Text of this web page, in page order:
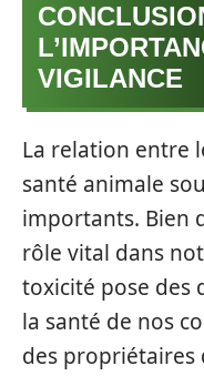
VIGILANCE
La relation entre
santé animale
importants. Bien
rôle vital dans
toxicité pose des
la santé de nos
des propriétaires